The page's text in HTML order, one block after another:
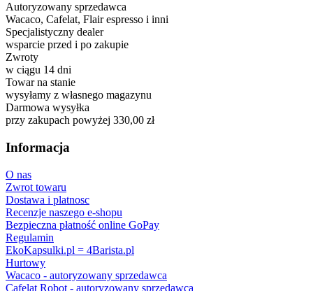
Autoryzowany sprzedawca
Wacaco, Cafelat, Flair espresso i inni
Specjalistyczny dealer
wsparcie przed i po zakupie
Zwroty
w ciągu 14 dni
Towar na stanie
wysyłamy z własnego magazynu
Darmowa wysyłka
przy zakupach powyżej 330,00 zł
Informacja
O nas
Zwrot towaru
Dostawa i platnosc
Recenzje naszego e-shopu
Bezpieczna płatność online GoPay
Regulamin
EkoKapsulki.pl = 4Barista.pl
Hurtowy
Wacaco - autoryzowany sprzedawca
Cafelat Robot - autoryzowany sprzedawca